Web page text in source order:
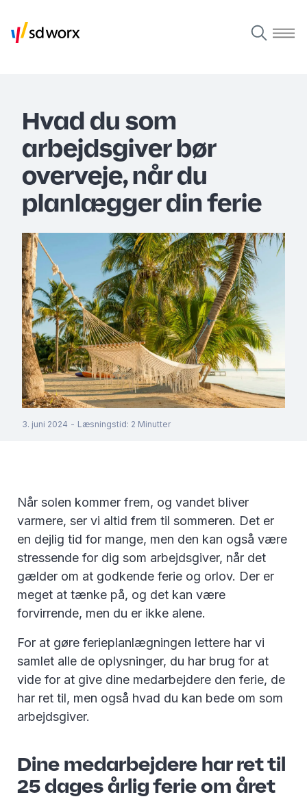
Hvad du som
arbejdsgiver bør
overveje, når du
planlægger din ferie
3. juni 2024 - Læsningstid: 2 Minutter
Når solen kommer frem, og vandet bliver
varmere, ser vi altid frem til sommeren. Det er
en dejlig tid for mange, men den kan også være
stressende for dig som arbejdsgiver, når det
gælder om at godkende ferie og orlov. Der er
meget at tænke på, og det kan være
forvirrende, men du er ikke alene.
For at gøre ferieplanlægningen lettere har vi
samlet alle de oplysninger, du har brug for at
vide for at give dine medarbejdere den ferie, de
har ret til, men også hvad du kan bede om som
arbejdsgiver.
Dine medarbejdere har ret til
25 dages årlig ferie om året